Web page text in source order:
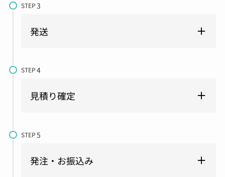
STEP
発送
STEP
見積り確定
STEP
発注・お振込み